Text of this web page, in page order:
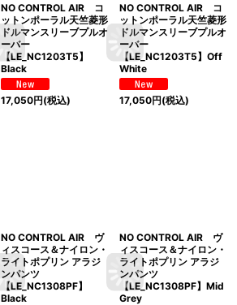
NO CONTROL AIR コ
ットンポーラル天竺菱形
ドルマンスリーブプルオ
ーバー
【LE_NC1203T5】
Black
17,050円(税込)
NO CONTROL AIR コ
ットンポーラル天竺菱形
ドルマンスリーブプルオ
ーバー
【LE_NC1203T5】Off
White
17,050円(税込)
NO CONTROL AIR ヴ
ィスコース＆ナイロン・
ライトポプリン アラジ
ンパンツ
【LE_NC1308PF】
Black
NO CONTROL AIR ヴ
ィスコース＆ナイロン・
ライトポプリン アラジ
ンパンツ
【LE_NC1308PF】Mid
Grey